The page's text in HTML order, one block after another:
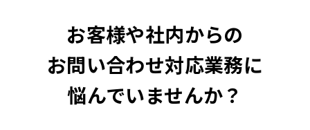
お客様や社内からの
お問い合わせ対応業務に
悩んでいませんか？